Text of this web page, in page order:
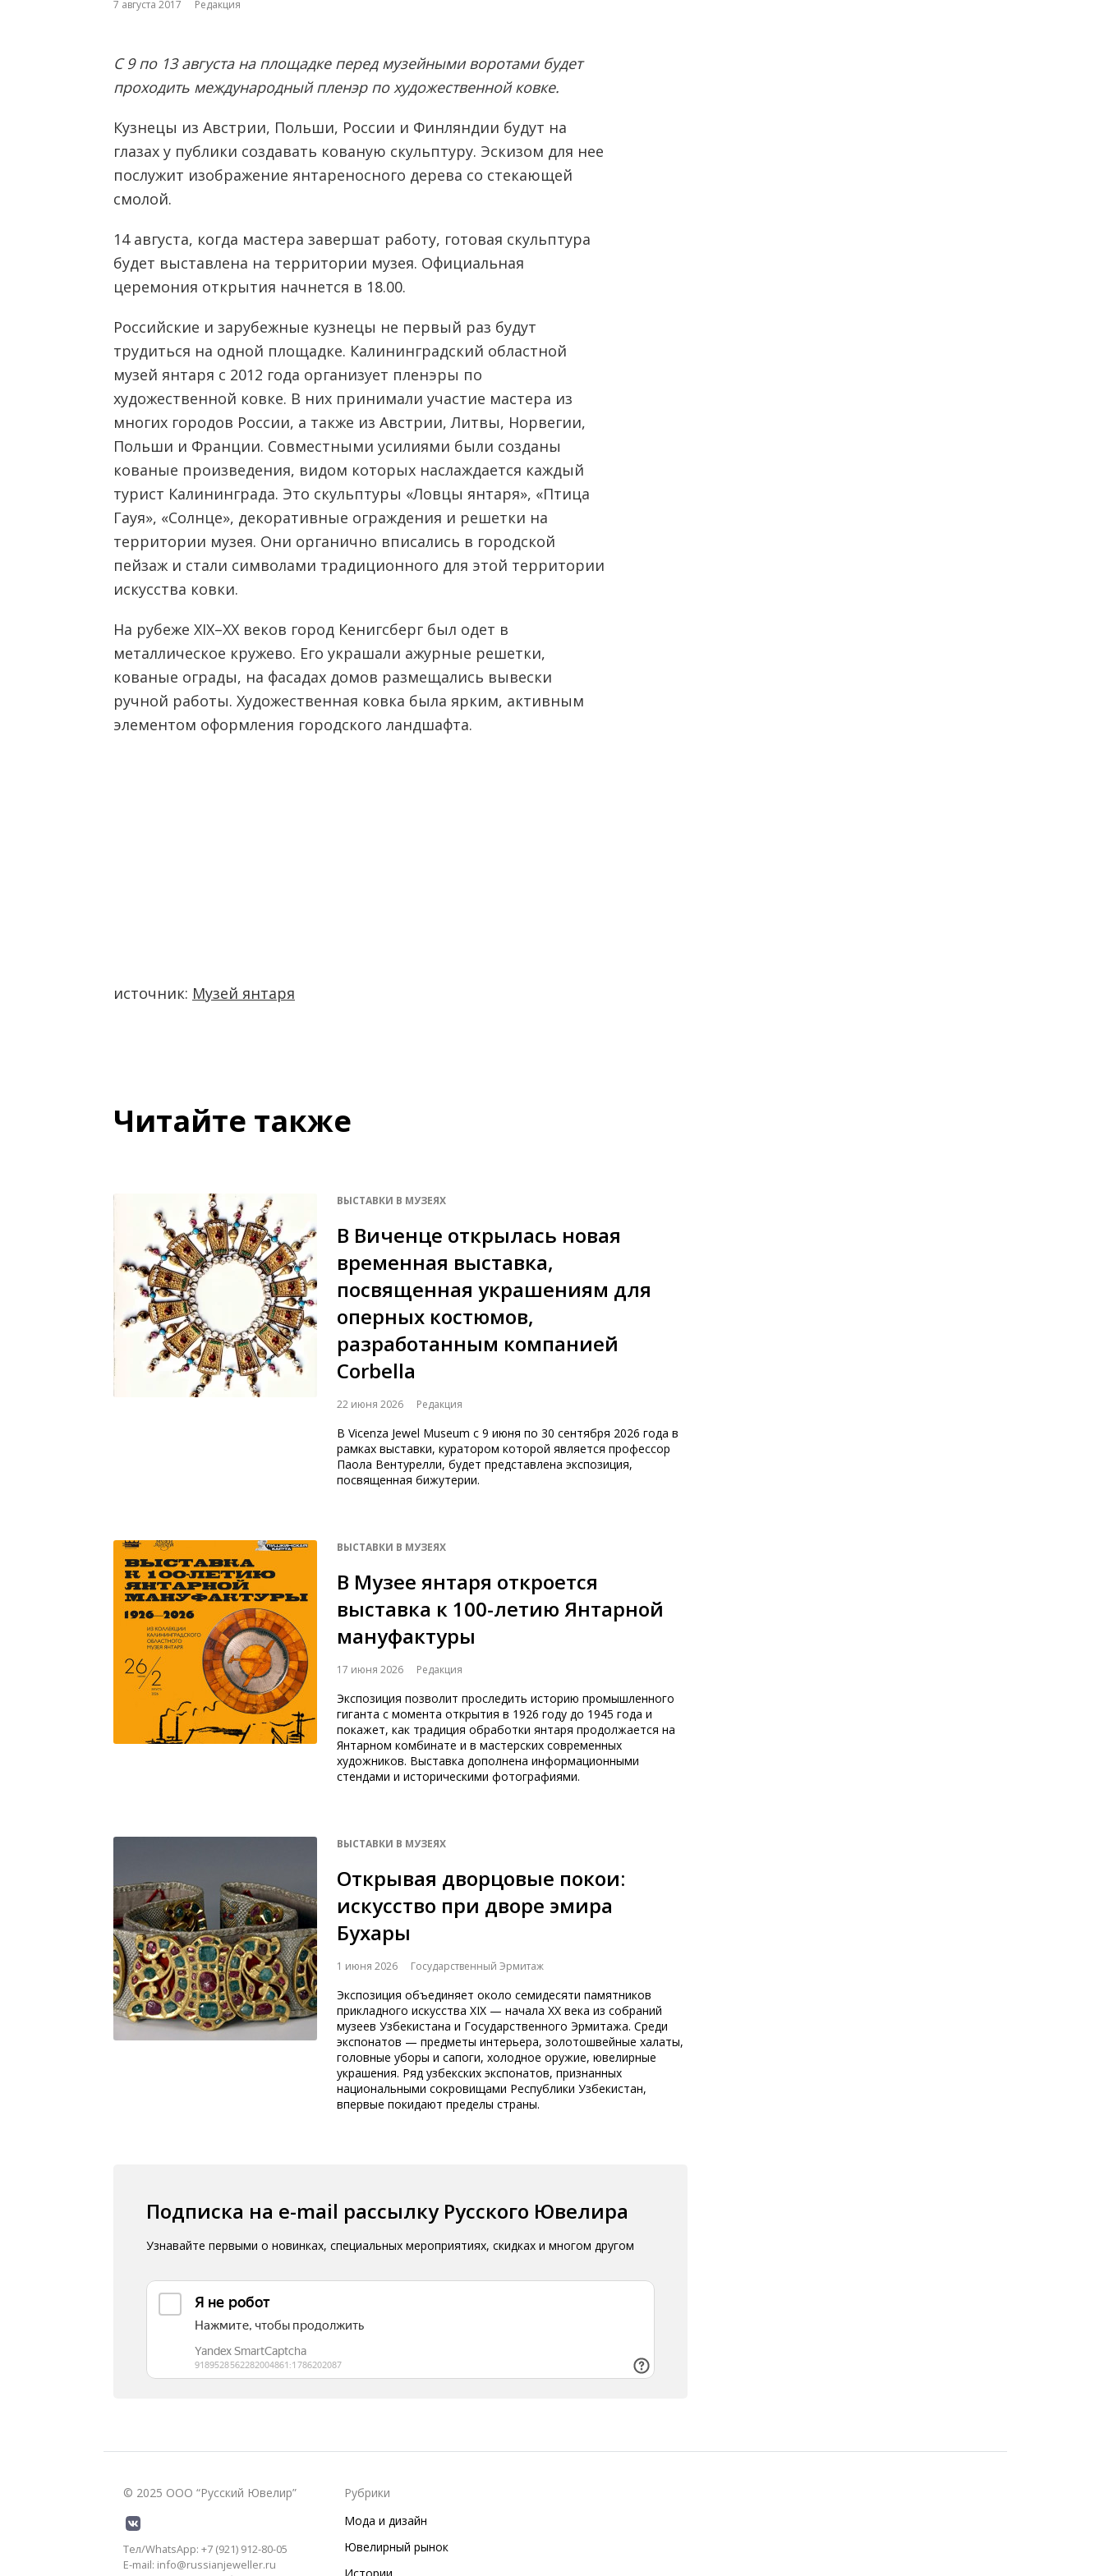
7 августа 2017 Редакция
С 9 по 13 августа на площадке перед музейными воротами будет
проходить международный пленэр по художественной ковке.
Кузнецы из Австрии, Польши, России и Финляндии будут на
глазах у публики создавать кованую скульптуру. Эскизом для нее
послужит изображение янтареносного дерева со стекающей
смолой.
14 августа, когда мастера завершат работу, готовая скульптура
будет выставлена на территории музея. Официальная
церемония открытия начнется в 18.00.
Российские и зарубежные кузнецы не первый раз будут
трудиться на одной площадке. Калининградский областной
музей янтаря с 2012 года организует пленэры по
художественной ковке. В них принимали участие мастера из
многих городов России, а также из Австрии, Литвы, Норвегии,
Польши и Франции. Совместными усилиями были созданы
кованые произведения, видом которых наслаждается каждый
турист Калининграда. Это скульптуры «Ловцы янтаря», «Птица
Гауя», «Солнце», декоративные ограждения и решетки на
территории музея. Они органично вписались в городской
пейзаж и стали символами традиционного для этой территории
искусства ковки.
На рубеже XIX–ХХ веков город Кенигсберг был одет в
металлическое кружево. Его украшали ажурные решетки,
кованые ограды, на фасадах домов размещались вывески
ручной работы. Художественная ковка была ярким, активным
элементом оформления городского ландшафта.
источник: Музей янтаря
Читайте также
ВЫСТАВКИ В МУЗЕЯХ
В Виченце открылась новая
временная выставка,
посвященная украшениям для
оперных костюмов,
разработанным компанией
Corbella
22 июня 2026 Редакция
В Vicenza Jewel Museum с 9 июня по 30 сентября 2026 года в
рамках выставки, куратором которой является профессор
Паола Вентурелли, будет представлена экспозиция,
посвященная бижутерии.
ВЫСТАВКИ В МУЗЕЯХ
В Музее янтаря откроется
выставка к 100-летию Янтарной
мануфактуры
17 июня 2026 Редакция
Экспозиция позволит проследить историю промышленного
гиганта с момента открытия в 1926 году до 1945 года и
покажет, как традиция обработки янтаря продолжается на
Янтарном комбинате и в мастерских современных
художников. Выставка дополнена информационными
стендами и историческими фотографиями.
ВЫСТАВКИ В МУЗЕЯХ
Открывая дворцовые покои:
искусство при дворе эмира
Бухары
1 июня 2026 Государственный Эрмитаж
Экспозиция объединяет около семидесяти памятников
прикладного искусства XIX — начала XX века из собраний
музеев Узбекистана и Государственного Эрмитажа. Среди
экспонатов — предметы интерьера, золотошвейные халаты,
головные уборы и сапоги, холодное оружие, ювелирные
украшения. Ряд узбекских экспонатов, признанных
национальными сокровищами Республики Узбекистан,
впервые покидают пределы страны.
Подписка на e-mail рассылку Русского Ювелира
Узнавайте первыми о новинках, специальных мероприятиях, скидках и многом другом
© 2025 ООО “Русский Ювелир”
Тел/WhatsApp: +7 (921) 912-80-05
E-mail: info@russianjeweller.ru
Рубрики
Мода и дизайн
Ювелирный рынок